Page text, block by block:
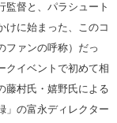
監督と、パラシュート
けに始まった、このコ
ファンの呼称）だっ
クイベントで初めて相
藤村氏・嬉野氏による
」の富永ディレクター